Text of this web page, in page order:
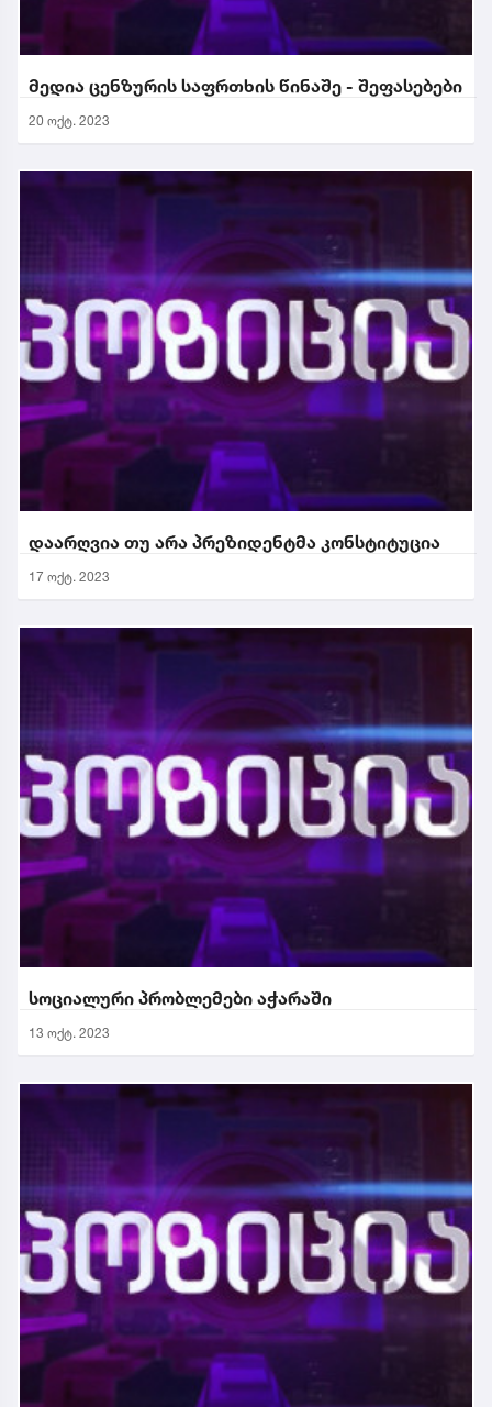
მედია ცენზურის საფრთხის წინაშე - შეფასებები
20 ოქტ. 2023
დაარღვია თუ არა პრეზიდენტმა კონსტიტუცია
17 ოქტ. 2023
სოციალური პრობლემები აჭარაში
13 ოქტ. 2023